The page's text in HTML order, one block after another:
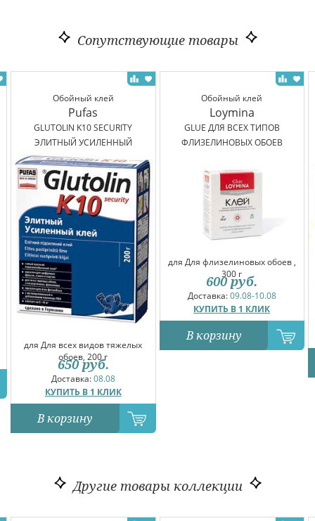
Сопутствующие товары
Обойный клей
Pufas
GLUTOLIN K10 SECURITY
ЭЛИТНЫЙ УСИЛЕННЫЙ
для Для всех видов тяжелых
обоев, 200 г
Доставка:08.08
КУПИТЬ В 1 КЛИК
650 руб.
В корзину
Обойный клей
Loymina
GLUE ДЛЯ ВСЕХ ТИПОВ
ФЛИЗЕЛИНОВЫХ ОБОЕВ
для Для флизелиновых обоев ,
300 г
Доставка:09.08-10.08
КУПИТЬ В 1 КЛИК
600 руб.
В корзину
Другие товары коллекции